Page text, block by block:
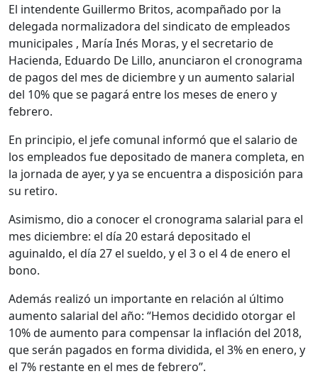
El intendente Guillermo Britos, acompañado por la
delegada normalizadora del sindicato de empleados
municipales , María Inés Moras, y el secretario de
Hacienda, Eduardo De Lillo, anunciaron el cronograma
de pagos del mes de diciembre y un aumento salarial
del 10% que se pagará entre los meses de enero y
febrero.
En principio, el jefe comunal informó que el salario de
los empleados fue depositado de manera completa, en
la jornada de ayer, y ya se encuentra a disposición para
su retiro.
Asimismo, dio a conocer el cronograma salarial para el
mes diciembre: el día 20 estará depositado el
aguinaldo, el día 27 el sueldo, y el 3 o el 4 de enero el
bono.
Además realizó un importante en relación al último
aumento salarial del año: “Hemos decidido otorgar el
10% de aumento para compensar la inflación del 2018,
que serán pagados en forma dividida, el 3% en enero, y
el 7% restante en el mes de febrero”.